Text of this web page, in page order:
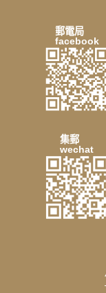
郵電局
facebook
集郵
wechat